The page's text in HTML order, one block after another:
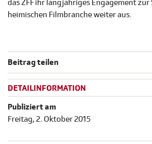
das ZFF ihr langjähriges Engagement
heimischen Filmbranche weiter aus.
Beitrag teilen
DETAILINFORMATION
Publiziert am
Freitag, 2. Oktober 2015